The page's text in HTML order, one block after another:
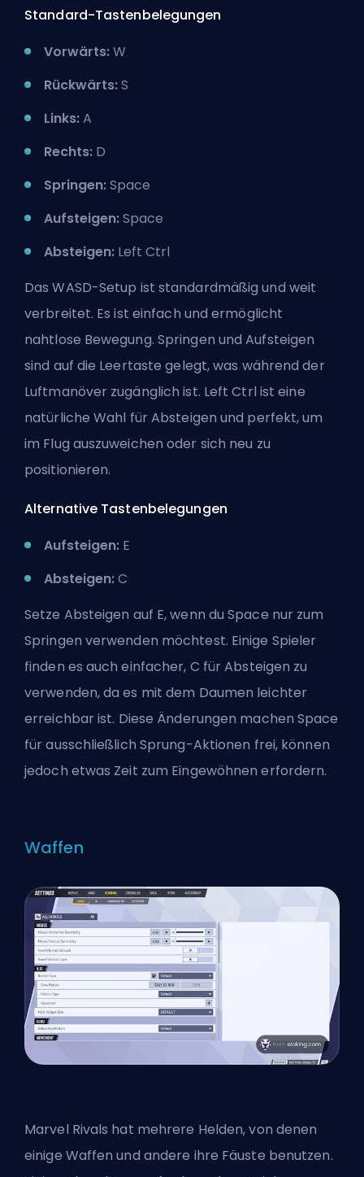
Standard-Tastenbelegungen
Vorwärts:W
Rückwärts:S
Links:A
Rechts: D
Springen:Space
Aufsteigen:Space
Absteigen: Left Ctrl
Das WASD-Setup ist standardmäßig und weit
verbreitet. Es ist einfach und ermöglicht
nahtlose Bewegung. Springen und Aufsteigen
sind auf die Leertaste gelegt, was während der
Luftmanöver zugänglich ist. Left Ctrl ist eine
natürliche Wahl für Absteigen und perfekt, um
im Flug auszuweichen oder sich neu zu
positionieren.
Alternative Tastenbelegungen
Aufsteigen: E
Absteigen:C
Setze Absteigen auf E, wenn du Space nur zum
Springen verwenden möchtest. Einige Spieler
finden es auch einfacher, C für Absteigen zu
verwenden, da es mit dem Daumen leichter
erreichbar ist. Diese Änderungen machen Space
für ausschließlich Sprung-Aktionen frei, können
jedoch etwas Zeit zum Eingewöhnen erfordern.
Waffen
Marvel Rivals hat mehrere Helden, von denen
einige Waffen und andere ihre Fäuste benutzen.